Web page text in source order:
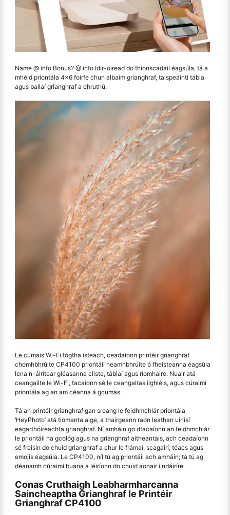
Name @ info Bonus? @ info Idir-oiread do thionscadail éagsúla, tá a
mhéid priontála 4x6 foirfe chun albaim grianghraf, taispeáintí tábla
agus ballaí grianghraf a chruthú.
Le cumais Wi-Fi tógtha isteach, ceadaíonn printéir grianghraf
chomhbhrúite CP4100 priontáil neamhbhrúite ó fheisteanna éagsúla
lena n-áirítear gléasanna cliste, táblaí agus ríomhaire. Nuair atá
ceangailte le Wi-Fi, tacaíonn sé le ceangaltas ilghléis, agus cúraimí
priontála ag an am céanna á gcumas.
Tá an printéir grianghraf gan sreang le feidhmchlár priontála
‘HeyPhoto’ atá tiomanta aige, a thairgeann raon leathan uirlisí
eagarthóireachta grianghraf. Ní amháin go dtacaíonn an feidhmchlár
le priontáil na gcológ agus na grianghraf aitheantais, ach ceadaíonn
sé freisin do chuid grianghraf a chur le frámaí, scagairí, téacs agus
emojis éagsúla. Le CP4100, níl tú ag priontáil ach amháin; tá tú ag
déanamh cúraimí buana a léiríonn do chuid aonair i ndáiríre.
Conas Cruthaigh Leabharmharcanna
Saincheaptha Grianghraf le Printéir
Grianghraf CP4100